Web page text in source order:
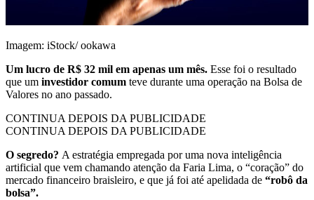
Imagem: iStock/ ookawa
Um lucro de R$ 32 mil em apenas um mês. Esse foi o resultado
que um investidor comum teve durante uma operação na Bolsa de
Valores no ano passado.
CONTINUA DEPOIS DA PUBLICIDADE
CONTINUA DEPOIS DA PUBLICIDADE
O segredo? A estratégia empregada por uma nova inteligência
artificial que vem chamando atenção da Faria Lima, o “coração” do
mercado financeiro braisleiro, e que já foi até apelidada de “robô da
bolsa”.